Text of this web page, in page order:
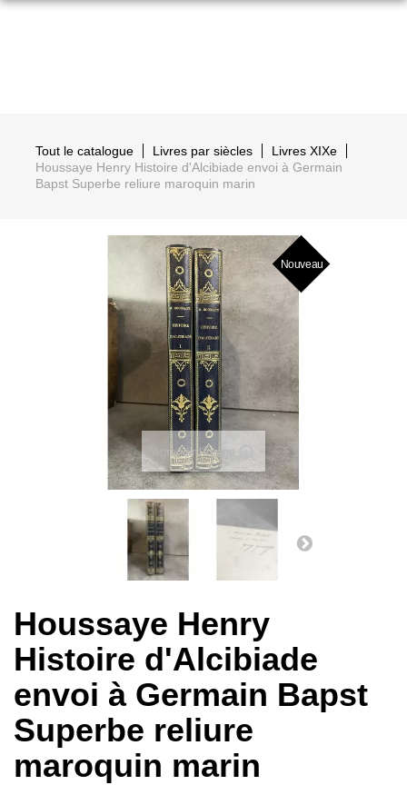
Tout le catalogue Livres par siècles
Livres XIXe
Houssaye Henry Histoire d'Alcibiade envoi à Germain
Bapst Superbe reliure maroquin marin
Nouveau
Agrandir l'image
Houssaye Henry
Histoire d'Alcibiade
envoi à Germain Bapst
Superbe reliure
maroquin marin